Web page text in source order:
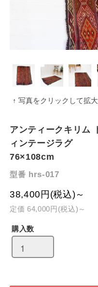
↑ 写真をクリックして拡大
アンティークキリム
ィンテージラグ
76×108cm
型番 hrs-017
38,400円(税込)～
定価 64,000円(税込)～
購入数